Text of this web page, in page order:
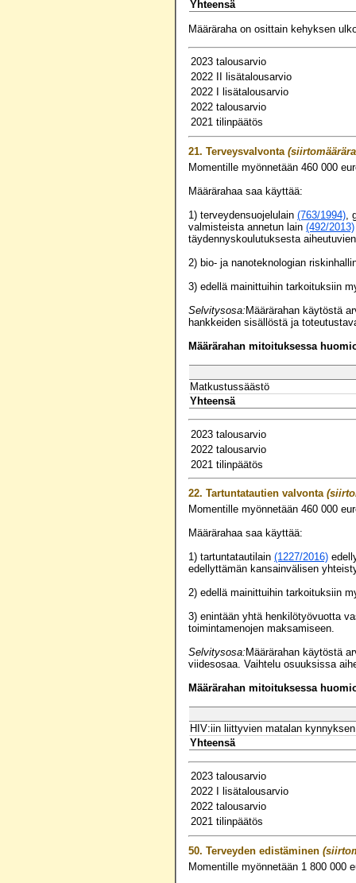
Yhteensä
Määräraha on osittain kehyksen
2023 talousarvio
2022 II lisätalousarvio
2022 I lisätalousarvio
2022 talousarvio
2021 tilinpäätös
21. Terveysvalvonta
Momentille myönnetään 460 000
Määrärahaa saa käyttää:
1) terveydensuojelulain (763/1994)
valmisteista annetun lain (492/2013)
täydennyskoulutuksesta
2) bio- ja nanoteknologian
3) edellä mainittuihin tarkoituksiin
Selvitysosa:Määrärahan käytöstä
hankkeiden sisällöstä ja
Määrärahan mitoituksessa
Matkustussäästö
Yhteensä
2023 talousarvio
2022 talousarvio
2021 tilinpäätös
22. Tartuntatautien valvonta
Momentille myönnetään 460 000
Määrärahaa saa käyttää:
1) tartuntatautilain (1227/2016)
edellyttämän kansainvälisen
2) edellä mainittuihin tarkoituksiin
3) enintään yhtä henkilötyövuotta
toimintamenojen maksamiseen.
Selvitysosa: Määrärahan käytöstä
viidesosaa. Vaihtelu osuuksissa
Määrärahan mitoituksessa
HIV:iin liittyvien matalan
Yhteensä
2023 talousarvio
2022 I lisätalousarvio
2022 talousarvio
2021 tilinpäätös
50. Terveyden edistäminen
Momentille myönnetään 1 800 000